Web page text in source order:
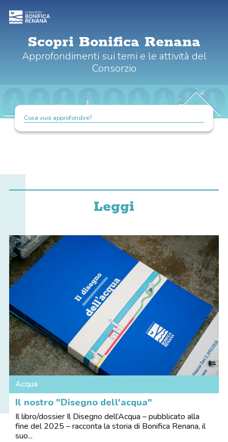
Scopri Bonifica Renana
Approfondimenti sui temi e le attività del
Consorzio
Cosa vuoi approfondire?
Leggi
Acqua
Il nostro "Disegno dell'acqua"
Il libro/dossier Il Disegno dell’Acqua – pubblicato alla
fine del 2025 – racconta la storia di Bonifica Renana, il
suo...